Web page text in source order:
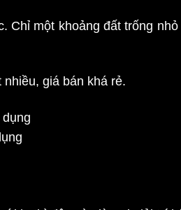
một khoảng đất trống
giá bán khá rẻ.